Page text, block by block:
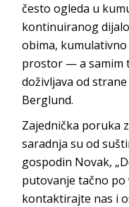
često ogleda u
kontinuiranog
obima,
prostor — a samim
doživljava od
Berglund.
Zajednička poruka
saradnja su od
gospodin Novak,
putovanje tačno po
kontaktirajte nas i